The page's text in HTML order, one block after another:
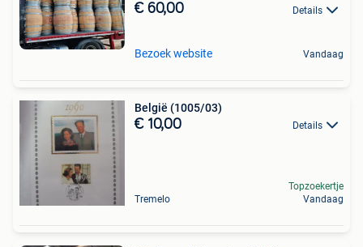
€ 60,00 Details
Bezoek website Vandaag
België (1005/03)
€ 10,00 Details
Tremelo
Topzoekertje
Vandaag